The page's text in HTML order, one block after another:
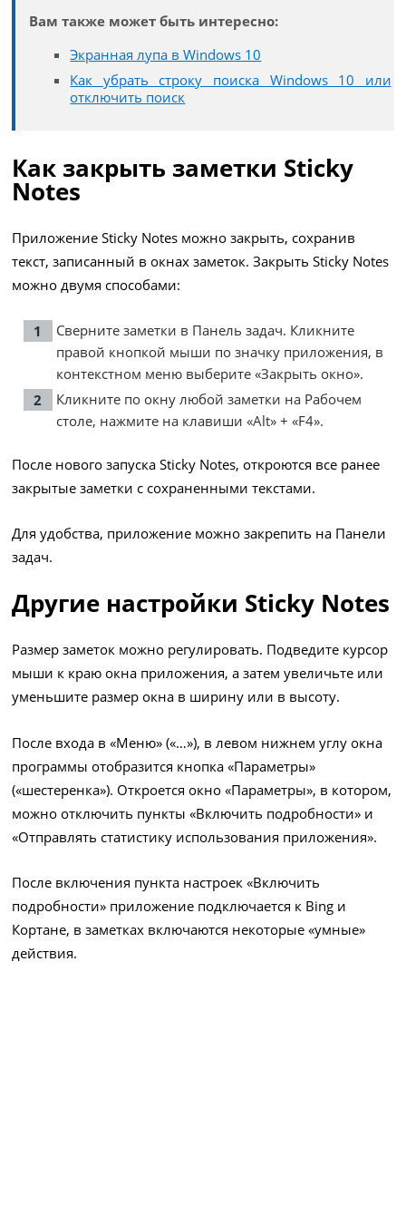
Вам также может быть интересно:
Экранная лупа в Windows 10
Как убрать строку поиска Windows 10 или
отключить поиск
Как закрыть заметки Sticky
Notes
Приложение Sticky Notes можно закрыть, сохранив
текст, записанный в окнах заметок. Закрыть Sticky Notes
можно двумя способами:
Сверните заметки в Панель задач. Кликните
правой кнопкой мыши по значку приложения, в
контекстном меню выберите «Закрыть окно».
Кликните по окну любой заметки на Рабочем
столе, нажмите на клавиши «Alt» + «F4».
После нового запуска Sticky Notes, откроются все ранее
закрытые заметки с сохраненными текстами.
Для удобства, приложение можно закрепить на Панели
задач.
Другие настройки Sticky Notes
Размер заметок можно регулировать. Подведите курсор
мыши к краю окна приложения, а затем увеличьте или
уменьшите размер окна в ширину или в высоту.
После входа в «Меню» («…»), в левом нижнем углу окна
программы отобразится кнопка «Параметры»
(«шестеренка»). Откроется окно «Параметры», в котором,
можно отключить пункты «Включить подробности» и
«Отправлять статистику использования приложения».
После включения пункта настроек «Включить
подробности» приложение подключается к Bing и
Кортане, в заметках включаются некоторые «умные»
действия.